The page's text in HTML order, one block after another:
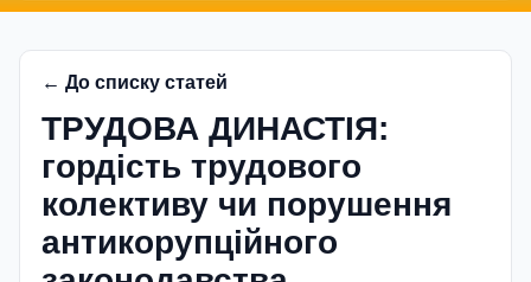
← До списку статей
ТРУДОВА ДИНАСТІЯ:
гордість трудового
колективу чи порушення
антикорупційного